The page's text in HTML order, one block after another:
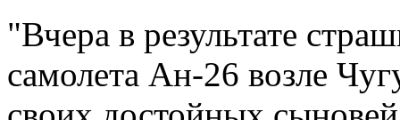
"Вчера в результате
самолета Ан-26 возле